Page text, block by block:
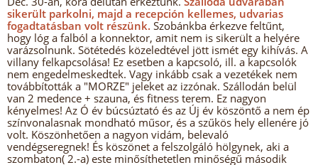
sikerült parkolni, majd a recepción kellemes, udvarias
fogadtatásban volt részünk. Szobánkba érkezve feltűnt,
hogy lóg a falból a konnektor, amit nem is sikerült a helyére
varázsolnunk. Sötétedés közeledtével jött ismét egy kihívás. A
villany felkapcsolása! Ez esetben a kapcsoló, ill. a kapcsolók
nem engedelmeskedtek. Vagy inkább csak a vezetékek nem
továbbították a "MORZE" jeleket az izzónak. Szállodán belül
van 2 medence + szauna, és fitness terem. Ez nagyon
kényelmes! Az Ó év búcsúztató és az Új év köszöntő a nem ép
színvonalasnak mondható műsor, és a szűkös hely ellenére jó
volt. Köszönhetően a nagyon vidám, belevaló
vendégseregnek! És köszönet a felszolgáló hölgynek, aki a
szombaton( 2.-a) este minősíthetetlen minőségű második